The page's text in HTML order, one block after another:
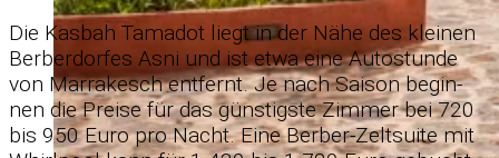
Die Kas­bah Ta­ma­dot liegt in der Nähe des klei­nen
Ber­ber­dor­fes Asni und ist etwa eine Au­to­stunde
von Mar­ra­kesch ent­fernt. Je nach Sai­son be­gin­
nen die Preise für das güns­tigste Zim­mer bei 720
bis 950 Euro pro Nacht. Eine Ber­ber-Zelt­suite mit